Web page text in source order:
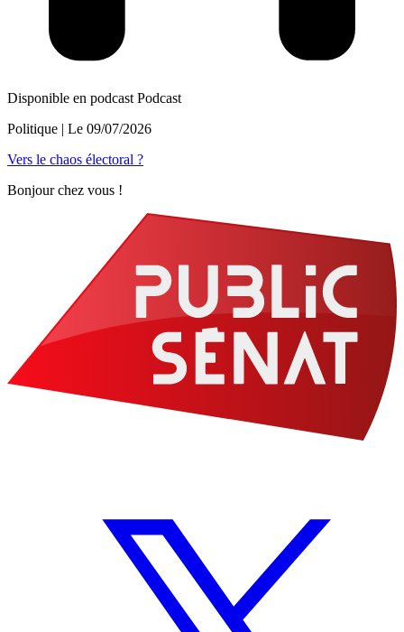
Disponible en podcast Podcast
Politique | Le 09/07/2026
Vers le chaos électoral ?
Bonjour chez vous !